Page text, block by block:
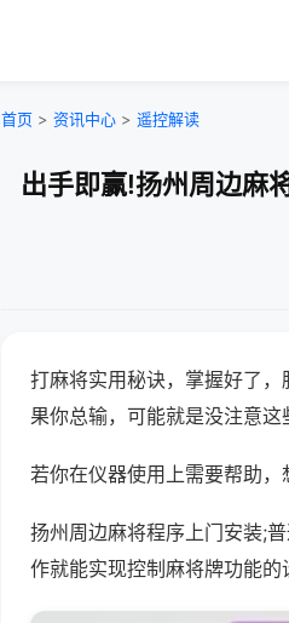
首页 > 资讯中心 > 遥控解读
出手即赢!扬州周边麻
打麻将实用秘诀，掌握好了
果你总输，可能就是没注意这
若你在仪器使用上需要帮助
扬州周边麻将程序上门安装;
作就能实现控制麻将牌功能的